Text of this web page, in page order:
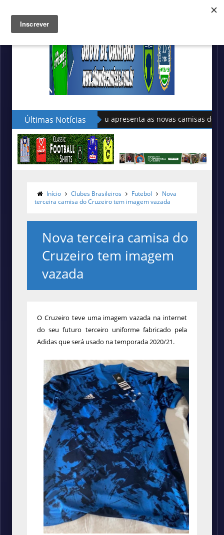
Últimas NotíciasSudu apresenta as novas camisas do País de
Início Clubes Brasileiros Futebol
Nova
terceira camisa do Cruzeiro tem imagem vazada
Nova terceira camisa do
Cruzeiro tem imagem
vazada
O Cruzeiro teve uma imagem vazada na internet
do seu futuro terceiro uniforme fabricado pela
Adidas que será usado na temporada 2020/21.